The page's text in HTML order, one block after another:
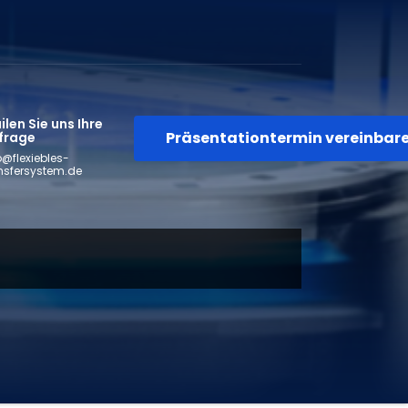
Sie uns Ihre
Präsentationtermin